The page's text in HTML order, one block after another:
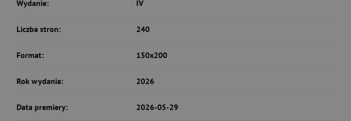
Wydanie: IV
Liczba stron: 240
Format: 150x200
Rok wydania: 2026
Data premiery: 2026-05-29